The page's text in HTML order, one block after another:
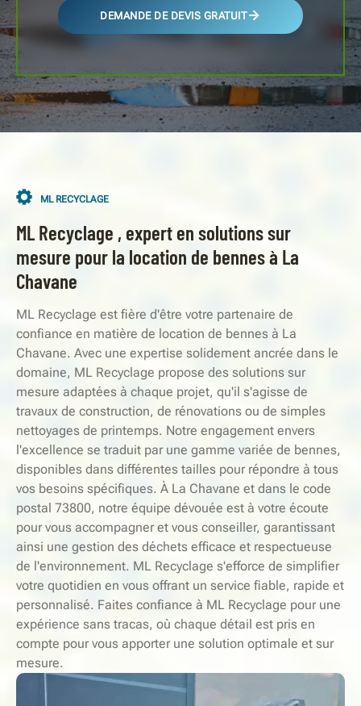
DEMANDE DE DEVIS GRATUIT
ML RECYCLAGE
ML Recyclage , expert en solutions sur
mesure pour la location de bennes à La
Chavane
ML Recyclage est fière d'être votre partenaire de
confiance en matière de location de bennes à La
Chavane. Avec une expertise solidement ancrée dans le
domaine, ML Recyclage propose des solutions sur
mesure adaptées à chaque projet, qu'il s'agisse de
travaux de construction, de rénovations ou de simples
nettoyages de printemps. Notre engagement envers
l'excellence se traduit par une gamme variée de bennes,
disponibles dans différentes tailles pour répondre à tous
vos besoins spécifiques. À La Chavane et dans le code
postal 73800, notre équipe dévouée est à votre écoute
pour vous accompagner et vous conseiller, garantissant
ainsi une gestion des déchets efficace et respectueuse
de l'environnement. ML Recyclage s'efforce de simplifier
votre quotidien en vous offrant un service fiable, rapide et
personnalisé. Faites confiance à ML Recyclage pour une
expérience sans tracas, où chaque détail est pris en
compte pour vous apporter une solution optimale et sur
mesure.